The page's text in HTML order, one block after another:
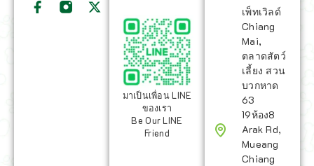
มาเป็นเพื่อน LINE
ของเรา
Be Our LINE
Friend
เพ็ทเวิลด์
Chiang
Mai,
ตลาดสัตว์
เลี้ยง สวน
บวกหาด
63
19ห้อง8
Arak Rd,
Mueang
Chiang